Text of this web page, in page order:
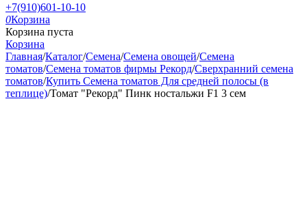
+7(910)601-10-10
0Корзина
Корзина пуста
Корзина
Главная/Каталог/Семена/Семена овощей/Семена
томатов/Семена томатов фирмы Рекорд/Сверхранний семена
томатов/Купить Семена томатов Для средней полосы (в
теплице)/Томат "Рекорд" Пинк ностальжи F1 3 сем